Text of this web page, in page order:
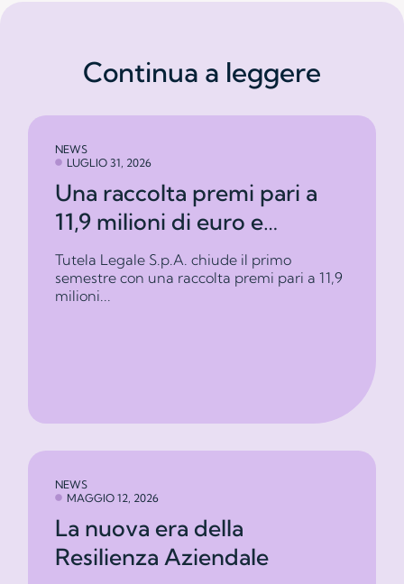
Continua a leggere
NEWS
LUGLIO 31, 2026
Una raccolta premi pari a
11,9 milioni di euro e
Combined Ratio all’86,9%
Tutela Legale S.p.A. chiude il primo
semestre con una raccolta premi pari a 11,9
milioni...
NEWS
MAGGIO 12, 2026
La nuova era della
Resilienza Aziendale